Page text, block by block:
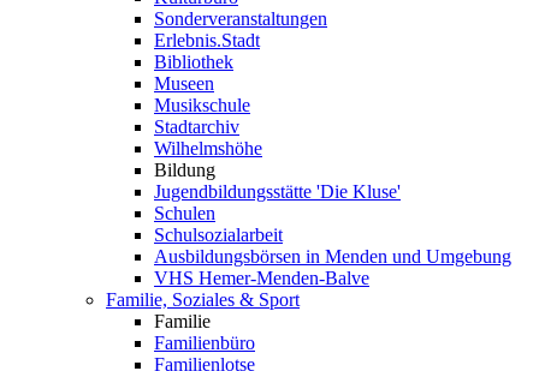
Sonderveranstaltungen
Erlebnis.Stadt
Bibliothek
Museen
Musikschule
Stadtarchiv
Wilhelmshöhe
Bildung
Jugendbildungsstätte 'Die Kluse'
Schulen
Schulsozialarbeit
Ausbildungsbörsen in Menden und Umgebung
VHS Hemer-Menden-Balve
Familie, Soziales & Sport
Familie
Familienbüro
Familienlotse